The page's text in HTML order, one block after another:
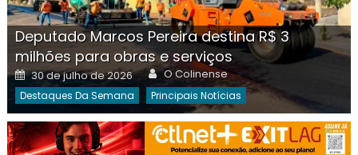
Deputado Marcos Pereira destina R$ 3
milhões para obras e serviços
Posted
on
30 de julho de 2026 Author
O Colinense
Destaques Da Semana Principais Notícias